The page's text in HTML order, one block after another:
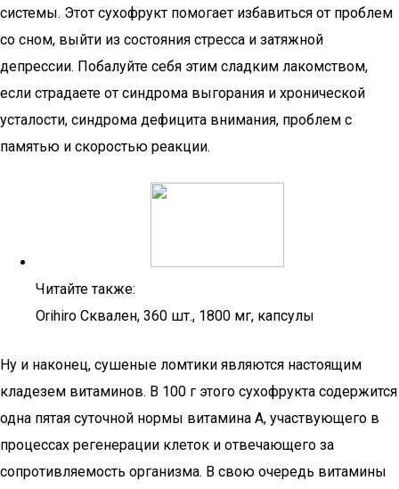
системы. Этот сухофрукт помогает избавиться от проблем
со сном, выйти из состояния стресса и затяжной
депрессии. Побалуйте себя этим сладким лакомством,
если страдаете от синдрома выгорания и хронической
усталости, синдрома дефицита внимания, проблем с
памятью и скоростью реакции.
Читайте также:
Orihiro Сквален, 360 шт., 1800 мг, капсулы
Ну и наконец, сушеные ломтики являются настоящим
кладезем витаминов. В 100 г этого сухофрукта содержится
одна пятая суточной нормы витамина А, участвующего в
процессах регенерации клеток и отвечающего за
сопротивляемость организма. В свою очередь витамины